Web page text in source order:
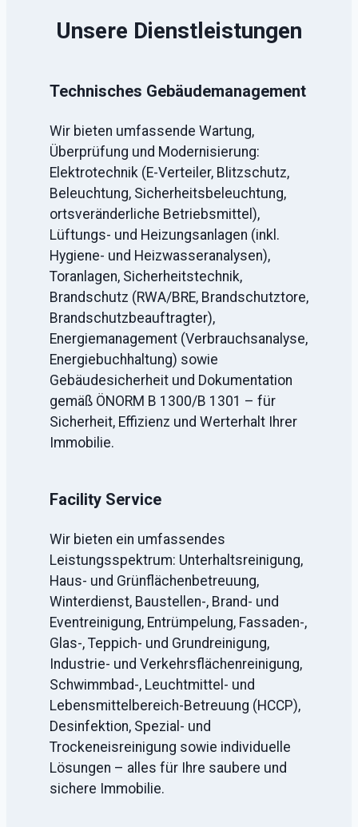
Unsere Dienstleistungen
Technisches Gebäudemanagement
Wir bieten umfassende Wartung,
Überprüfung und Modernisierung:
Elektrotechnik (E-Verteiler, Blitzschutz,
Beleuchtung, Sicherheitsbeleuchtung,
ortsveränderliche Betriebsmittel),
Lüftungs- und Heizungsanlagen (inkl.
Hygiene- und Heizwasseranalysen),
Toranlagen, Sicherheitstechnik,
Brandschutz (RWA/BRE, Brandschutztore,
Brandschutzbeauftragter),
Energiemanagement (Verbrauchsanalyse,
Energiebuchhaltung) sowie
Gebäudesicherheit und Dokumentation
gemäß ÖNORM B 1300/B 1301 – für
Sicherheit, Effizienz und Werterhalt Ihrer
Immobilie.
Facility Service
Wir bieten ein umfassendes
Leistungsspektrum: Unterhaltsreinigung,
Haus- und Grünflächenbetreuung,
Winterdienst, Baustellen-, Brand- und
Eventreinigung, Entrümpelung, Fassaden-,
Glas-, Teppich- und Grundreinigung,
Industrie- und Verkehrsflächenreinigung,
Schwimmbad-, Leuchtmittel- und
Lebensmittelbereich-Betreuung (HCCP),
Desinfektion, Spezial- und
Trockeneisreinigung sowie individuelle
Lösungen – alles für Ihre saubere und
sichere Immobilie.